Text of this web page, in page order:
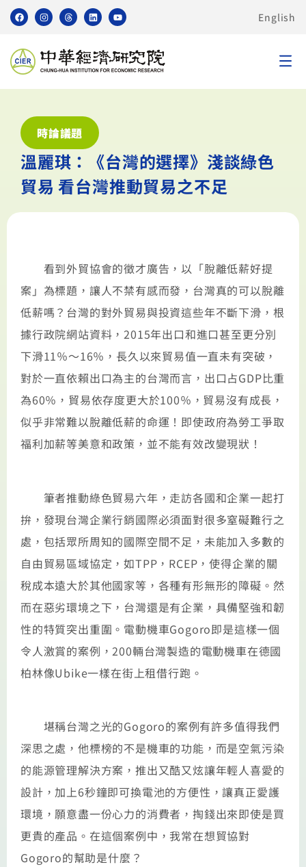
English
時論議題
溫麗琪：《台灣的選擇》淺談綠色
貿易 看台灣推動貿易之不足
看到外貿協會的徵才廣告，以「脫離低薪好提
案」為標題，讓人不禁有感而發，台灣真的可以脫離
低薪嗎？台灣的對外貿易與投資這些年不斷下滑，根
據行政院網站資料，2015年出口和進口甚至更分別
下滑11％～16％，長久以來貿易值一直未有突破，
對於一直依賴出口為主的台灣而言，出口占GDP比重
為60％，貿易依存度更大於100％，貿易沒有成長，
似乎非常難以脫離低薪的命運！即使政府為勞工爭取
福利加薪等美意和政策，並不能有效改變現狀！
筆者推動綠色貿易六年，走訪各國和企業一起打
拚，發現台灣企業行銷國際必須面對很多窒礙難行之
處，包括眾所周知的國際空間不足，未能加入多數的
自由貿易區域協定，如TPP，RCEP，使得企業的關
稅成本遠大於其他國家等，各種有形無形的障礙。然
而在惡劣環境之下，台灣還是有企業，具備堅強和韌
性的特質突出重圍。電動機車Gogoro即是這樣一個
令人激賞的案例，200輛台灣製造的電動機車在德國
柏林像Ubike一樣在街上租借行跑。
堪稱台灣之光的Gogoro的案例有許多值得我們
深思之處，他標榜的不是機車的功能，而是空氣污染
的能源管理解決方案，推出又酷又炫讓年輕人喜愛的
設計，加上6秒鐘即可換電池的方便性，讓真正愛護
環境，願意盡一份心力的消費者，掏錢出來即使是買
更貴的產品。在這個案例中，我常在想貿協對
Gogoro的幫助是什麼？